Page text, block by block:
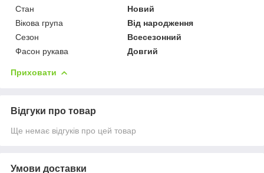
Стан
Новий
Вікова група
Від народження
Сезон
Всесезонний
Фасон рукава
Довгий
Приховати
Відгуки про товар
Ще немає відгуків про цей товар
Умови доставки